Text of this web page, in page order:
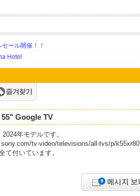
ール開催！！
Hotel
Google TV
年モデルです。
tv-video/televisions/all-tvs/p/k55xr80
て付いています。